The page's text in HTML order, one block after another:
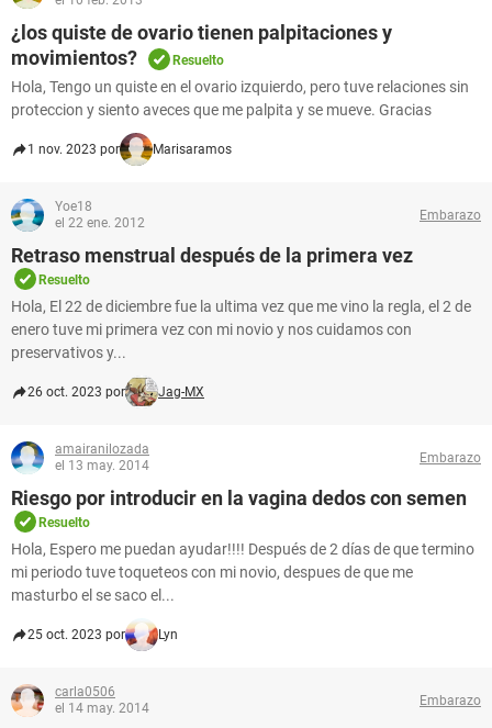
¿los quiste de ovario tienen palpitaciones y
movimientos?
Resuelto
Hola, Tengo un quiste en el ovario izquierdo, pero tuve relaciones sin
proteccion y siento aveces que me palpita y se mueve. Gracias
1 nov. 2023 por Marisaramos
Yoe18
el 22 ene. 2012
Embarazo
Retraso menstrual después de la primera vez
Resuelto
Hola, El 22 de diciembre fue la ultima vez que me vino la regla, el 2 de
enero tuve mi primera vez con mi novio y nos cuidamos con
preservativos y...
26 oct. 2023 por Jag-MX
amairanilozada
el 13 may. 2014
Embarazo
Riesgo por introducir en la vagina dedos con semen
Resuelto
Hola, Espero me puedan ayudar!!!! Después de 2 días de que termino
mi periodo tuve toqueteos con mi novio, despues de que me
masturbo el se saco el...
25 oct. 2023 por Lyn
carla0506
el 14 may. 2014
Embarazo